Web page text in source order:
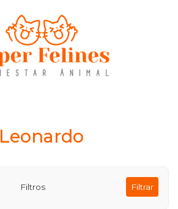
Leonardo
Filtros Filtrar